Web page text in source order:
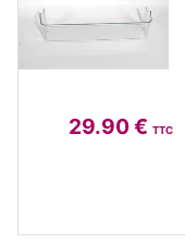
29.90 € TTC